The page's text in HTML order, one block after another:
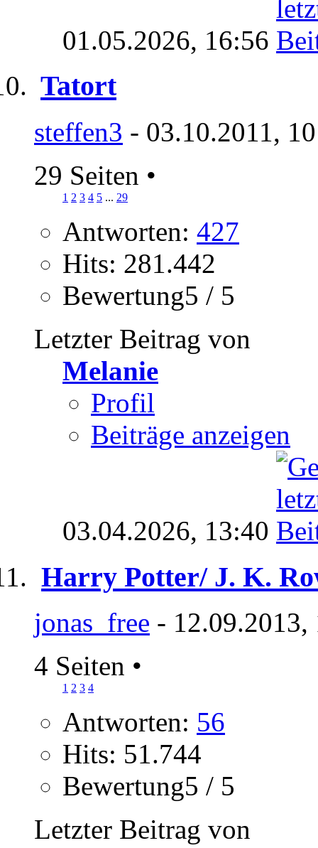
01.05.2026, 16:56
Tatort
steffen3 - 03.10.2011,
29 Seiten •
1 2 3 4 5 ... 29
Antworten: 427
Hits: 281.442
Bewertung5 / 5
Letzter Beitrag von
Melanie
Profil
Beiträge anzeigen
03.04.2026, 13:40
Harry Potter/ J. K.
jonas_free -
4 Seiten •
1 2 3 4
Antworten: 56
Hits: 51.744
Bewertung5 / 5
Letzter Beitrag von